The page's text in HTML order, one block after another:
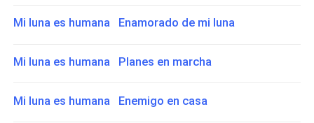
Mi luna es humana Enamorado de mi luna
Mi luna es humana Planes en marcha
Mi luna es humana Enemigo en casa